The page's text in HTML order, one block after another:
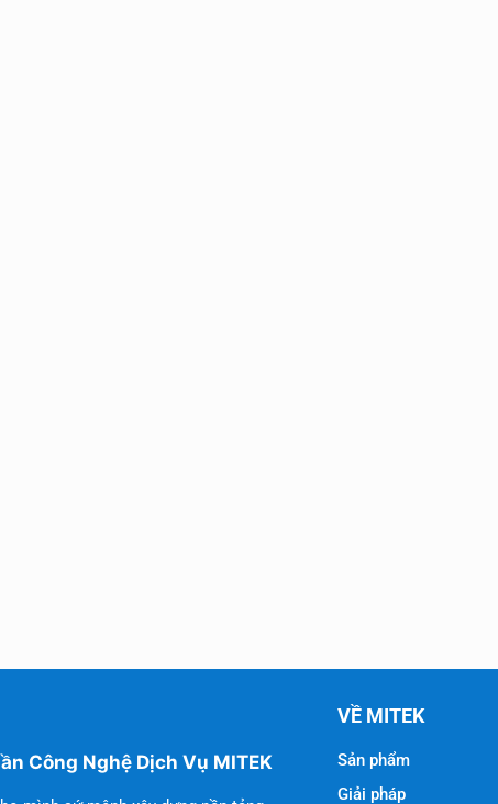
Công Nghệ Dịch Vụ MITEK
VỀ MITEK
Sản phẩm
Giải pháp